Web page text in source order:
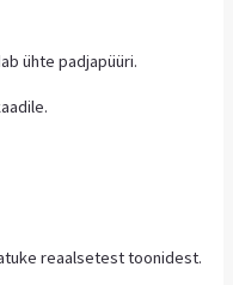
ühte padjapüüri.
reaalsetest toonidest.